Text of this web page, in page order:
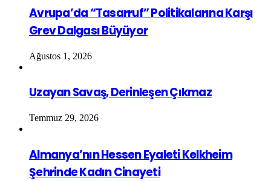
Avrupa’da “Tasarruf” Politikalarına Karşı
Grev Dalgası Büyüyor
Ağustos 1, 2026
Uzayan Savaş, Derinleşen Çıkmaz
Temmuz 29, 2026
Almanya’nın Hessen Eyaleti Kelkheim
Şehrinde Kadın Cinayeti